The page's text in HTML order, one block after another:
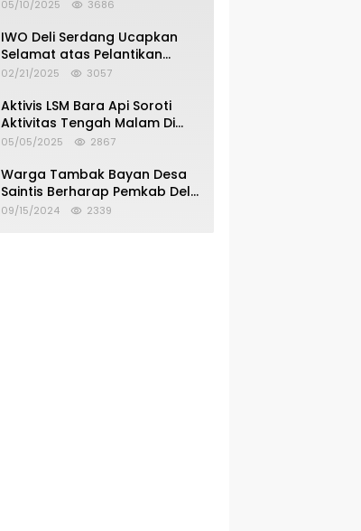
05/10/2025 3686
IWO Deli Serdang Ucapkan
Selamat atas Pelantikan
Bupati dan Wakil Bupati Deli
02/21/2025 3057
Aktivis LSM Bara Api Soroti
Aktivitas Tengah Malam Di
SPBU 14.213.228 Bandar Tinggi
05/05/2025 2867
Warga Tambak Bayan Desa
Saintis Berharap Pemkab Deli
Serdang Atasi Banjir
09/15/2024 2339